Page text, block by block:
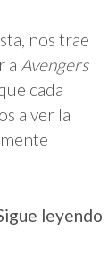
nos trae
a Avengers
cada
a ver la
leyendo